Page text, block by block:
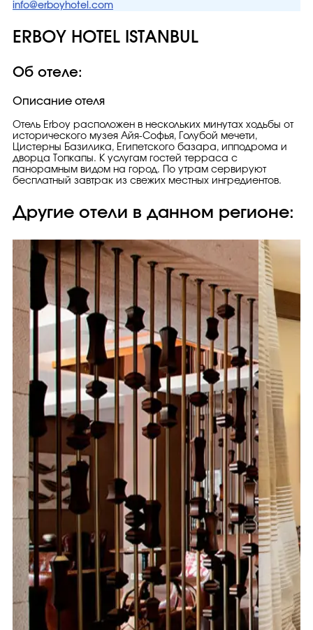
info@erboyhotel.com
ERBOY HOTEL ISTANBUL
Об отеле:
Описание отеля
Отель Erboy расположен в нескольких минутах ходьбы от
исторического музея Айя-Софья, Голубой мечети,
Цистерны Базилика, Египетского базара, ипподрома и
дворца Топкапы. К услугам гостей терраса с
панорамным видом на город. По утрам сервируют
бесплатный завтрак из свежих местных ингредиентов.
Другие отели в данном регионе: